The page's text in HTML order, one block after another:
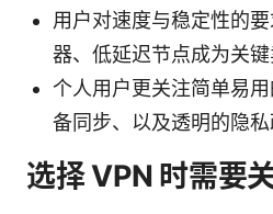
用户对速度与稳定性的
器、低延迟节点成为关键
个人用户更关注简单易
备同步、以及透明的隐私
选择 VPN 时需要